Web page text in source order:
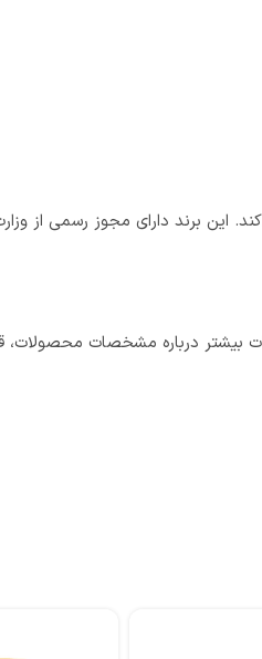
این برند دارای مجوز رسمی از
خرید کرم اکسیدان 6% استار لیدی هستند. برای کسب اطلاعات بیشتر